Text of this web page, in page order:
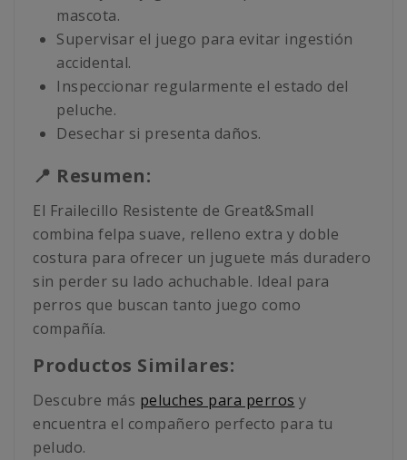
mascota.
Supervisar el juego para evitar ingestión
accidental.
Inspeccionar regularmente el estado del
peluche.
Desechar si presenta daños.
📍 Resumen:
El Frailecillo Resistente de Great&Small
combina felpa suave, relleno extra y doble
costura para ofrecer un juguete más duradero
sin perder su lado achuchable. Ideal para
perros que buscan tanto juego como
compañía.
Productos Similares:
Descubre más peluches para perros y
encuentra el compañero perfecto para tu
peludo.